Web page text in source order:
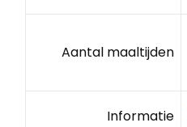
Aantal maaltijden
Informatie